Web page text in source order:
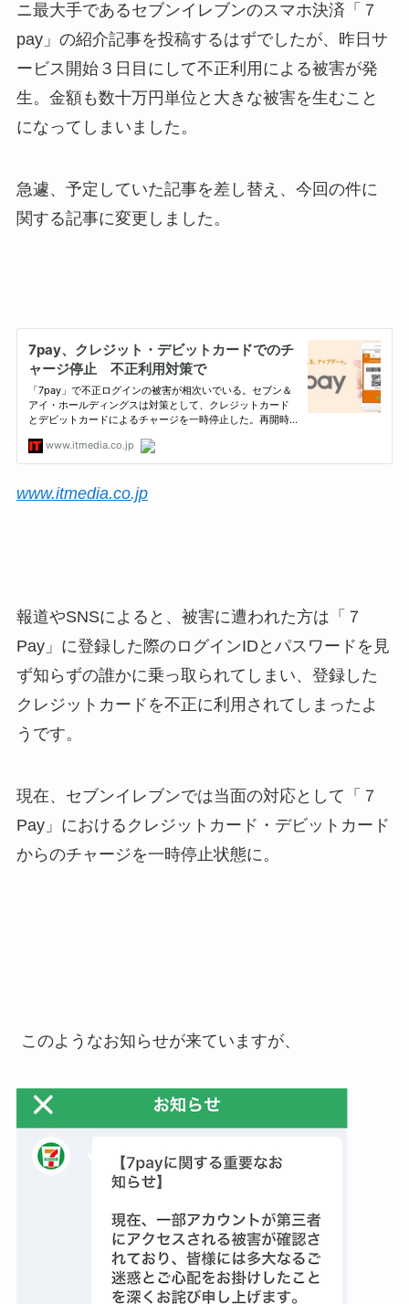
ニ最大手であるセブンイレブンのスマホ決済「７
pay」の紹介記事を投稿するはずでしたが、昨日サ
ービス開始３日目にして不正利用による被害が発
生。金額も数十万円単位と大きな被害を生むこと
になってしまいました。
急遽、予定していた記事を差し替え、今回の件に
関する記事に変更しました。
www.itmedia.co.jp
報道やSNSによると、被害に遭われた方は「７
Pay」に登録した際のログインIDとパスワードを見
ず知らずの誰かに乗っ取られてしまい、登録した
クレジットカードを不正に利用されてしまったよ
うです。
現在、セブンイレブンでは当面の対応として「７
Pay」におけるクレジットカード・デビットカード
からのチャージを一時停止状態に。
このようなお知らせが来ていますが、